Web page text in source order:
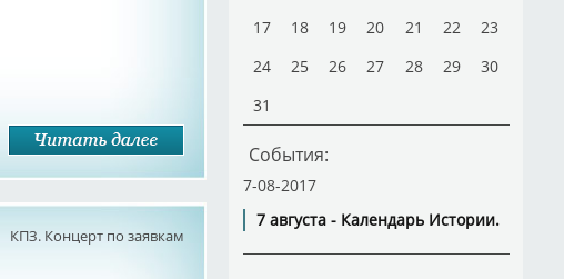
КПЗ. Концерт по заявкам
17
18 19 20 21 22
23
24
25 26 27 28 29
30
31
События:
7-08-2017
7 августа - Календарь Истории.